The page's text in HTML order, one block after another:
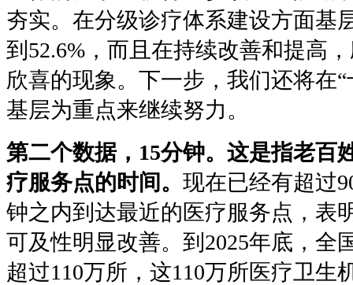
夯实。在分级诊疗体系建设方面基
到52.6%，而且在持续改善和提高
欣喜的现象。下一步，我们还将在
基层为重点来继续努力。
第二个数据，15分钟。这是指老百
疗服务点的时间。 现在已经有超过
钟之内到达最近的医疗服务点，表
可及性明显改善。到2025年底，全
超过110万所，这110万所医疗卫生